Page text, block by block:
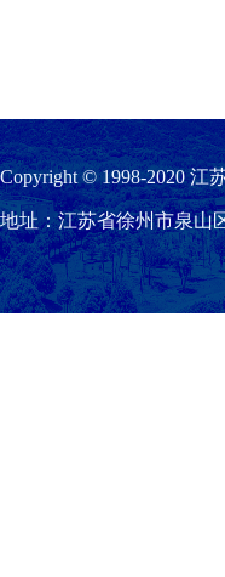
Copyright © 1998-2020
地址：江苏省徐州市泉山